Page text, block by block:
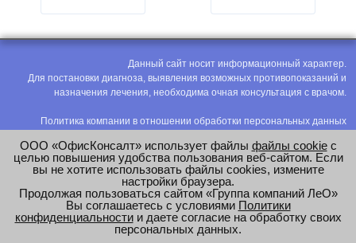
Данный сайт носит информационный характер.
Для постановки диагноза, выявления возможных противопоказаний и
назначения лечения, необходима очная консультация с врачом.
Политика компании в отношении обработки персональных данных
Соглашение на обработку персональных данных
Оценка труда
e-mail:office@modus-leo.ru
ООО «ОфисКонсалт» использует файлы файлы cookieс
целью повышения удобства пользования веб-сайтом. Если
вы не хотите использовать файлы cookies, измените
настройки браузера.
Продолжая пользоваться сайтом «Группа компаний ЛеО»
Вы соглашаетесь с условиями Политики
конфиденциальностии даете согласие на обработку своих
персональных данных.